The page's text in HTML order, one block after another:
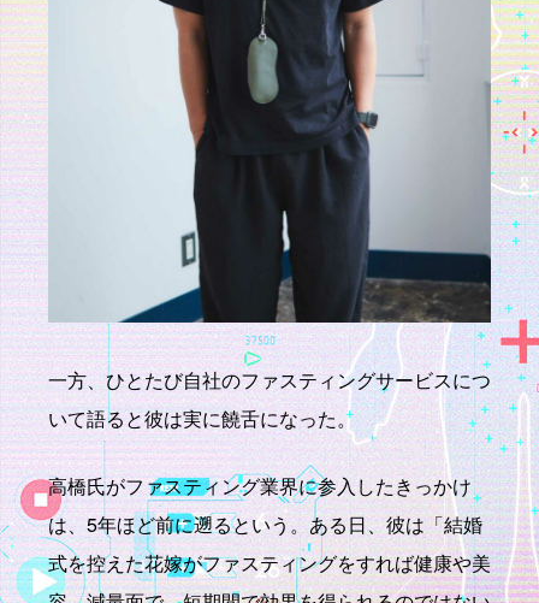
一方、ひとたび自社のファスティングサービスにつ
いて語ると彼は実に饒舌になった。
高橋氏がファスティング業界に参入したきっかけ
は、5年ほど前に遡るという。ある日、彼は「結婚
式を控えた花嫁がファスティングをすれば健康や美